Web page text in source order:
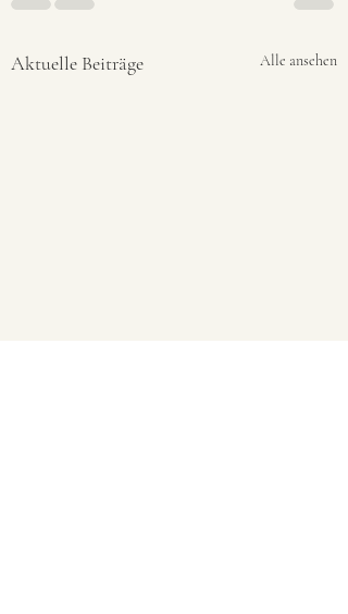
Aktuelle Beiträge Alle ansehen